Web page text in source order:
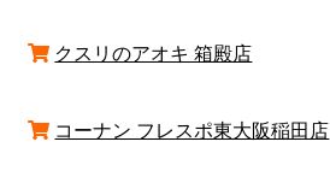
クスリのアオキ 箱殿店
コーナン フレスポ東大阪稲田店